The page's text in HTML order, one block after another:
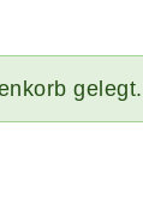
gelegt.